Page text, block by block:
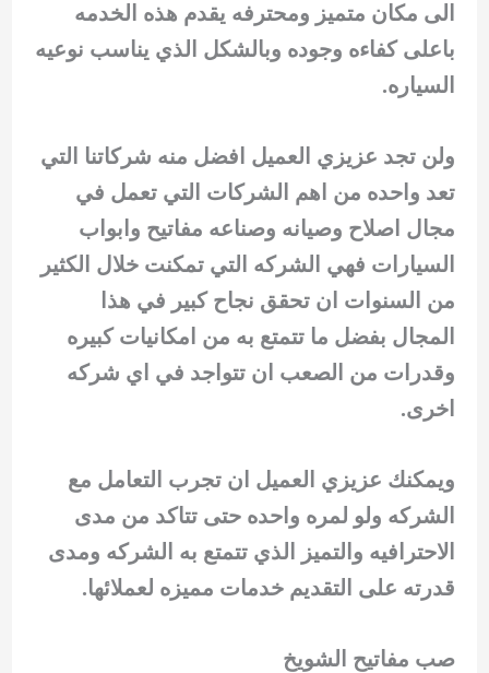
الى مكان متميز ومحترفه يقدم هذه الخدمه
باعلى كفاءه وجوده وبالشكل الذي يناسب نوعيه
السياره.
ولن تجد عزيزي العميل افضل منه شركاتنا التي
تعد واحده من اهم الشركات التي تعمل في
مجال اصلاح وصيانه وصناعه مفاتيح وابواب
السيارات فهي الشركه التي تمكنت خلال الكثير
من السنوات ان تحقق نجاح كبير في هذا
المجال بفضل ما تتمتع به من امكانيات كبيره
وقدرات من الصعب ان تتواجد في اي شركه
اخرى.
ويمكنك عزيزي العميل ان تجرب التعامل مع
الشركه ولو لمره واحده حتى تتاكد من مدى
الاحترافيه والتميز الذي تتمتع به الشركه ومدى
قدرته على التقديم خدمات مميزه لعملائها.
صب مفاتيح الشويخ